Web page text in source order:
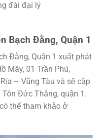
đài đại lý
Bạch Đằng, Quận 1
Đằng, Quận 1 xuất phát
Mây, 01 Trần Phú,
– Vũng Tàu và sẽ cập
Đức Thắng, quận 1.
thể tham khảo ở